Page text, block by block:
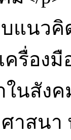
แนวคิ
ครื่อง
นสัง
าสน